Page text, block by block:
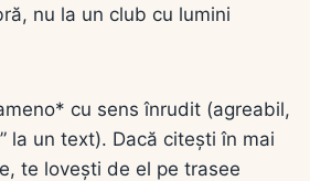
nu la un club cu lumini
cu sens înrudit (agreabil,
la un text). Dacă citești în mai
te lovești de el pe trasee